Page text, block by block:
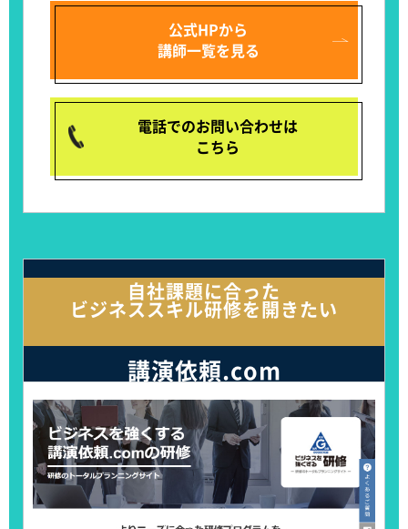
公式HPから
講師一覧を見る
電話でのお問い合わせは
こちら
自社課題に合った
ビジネススキル研修を開きたい
講演依頼.com